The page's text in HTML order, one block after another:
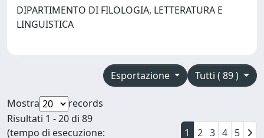
DIPARTIMENTO DI FILOLOGIA, LETTERATURA E
LINGUISTICA
Tutti ( 89 )
Esportazione
Mostra
records
Risultati 1 - 20 di 89
(tempo di esecuzione:
1 2 3 4 5